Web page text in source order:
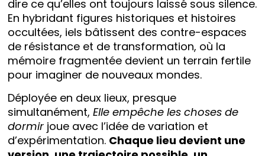
dire ce qu’elles ont toujours laissé sous silence.
En hybridant figures historiques et histoires
occultées, iels bâtissent des contre-espaces
de résistance et de transformation, où la
mémoire fragmentée devient un terrain fertile
pour imaginer de nouveaux mondes.
Déployée en deux lieux, presque
simultanément,Elle empêche les choses de
dormir joue avec l’idée de variation et
d’expérimentation. Chaque lieu devient une